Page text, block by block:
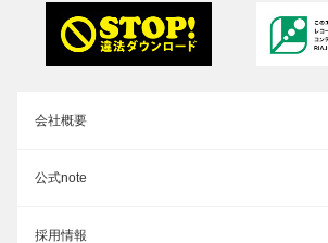
会社概要
公式note
採用情報